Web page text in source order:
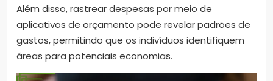
Além disso, rastrear despesas por meio de
aplicativos de orçamento pode revelar padrões de
gastos, permitindo que os indivíduos identifiquem
áreas para potenciais economias.